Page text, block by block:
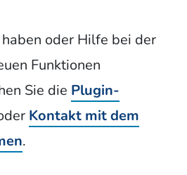
oder Hilfe bei der
Funktionen
Sie die Plugin-
Kontakt mit dem
.